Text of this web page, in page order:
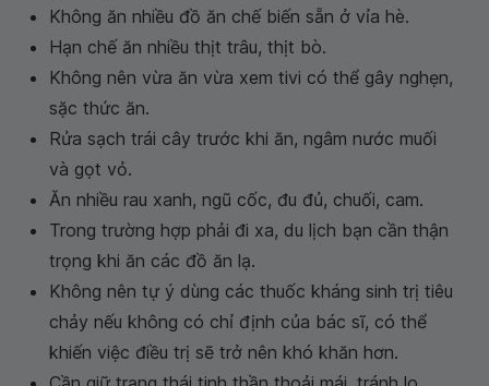
Không ăn nhiều đồ ăn chế biến sẵn ở vỉa hè.
Hạn chế ăn nhiều thịt trâu, thịt bò.
Không nên vừa ăn vừa xem tivi có thể gây nghẹn,
sặc thức ăn.
Rửa sạch trái cây trước khi ăn, ngâm nước muối
và gọt vỏ.
Ăn nhiều rau xanh, ngũ cốc, đu đủ, chuối, cam.
Trong trường hợp phải đi xa, du lịch bạn cần thận
trọng khi ăn các đồ ăn lạ.
Không nên tự ý dùng các thuốc kháng sinh trị tiêu
chảy nếu không có chỉ định của bác sĩ, có thể
khiến việc điều trị sẽ trở nên khó khăn hơn.